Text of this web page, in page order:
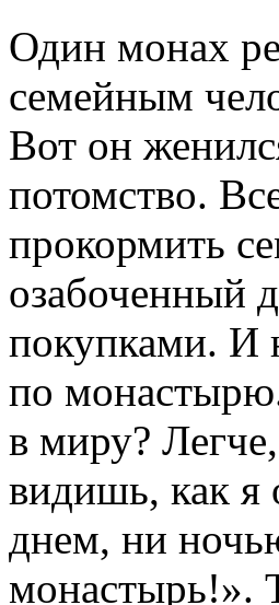
Один монах
семейным
Вот он
потомство.
прокормить
озабоченный
покупками. И
по
в миру?
видишь, как я
днем, ни
монастырь!».